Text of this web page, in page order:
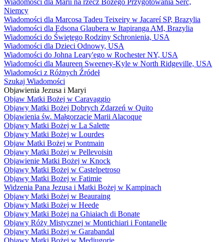
Niemcy
Wiadomości dla Marcosa Tadeu Teixeiry w Jacareí SP, Brazylia
Wiadomości dla Edsona Glaubera w Itapiranga AM, Brazylia
Wiadomości do Świętego Rodziny Schronienia, USA
Wiadomości dla Dzieci Odnowy, USA
Wiadomości do Johna Leary'ego w Rochester NY, USA
Wiadomości dla Maureen Sweeney-Kyle w North Ridgeville, USA
Wiadomości z Różnych Źródeł
Szukaj Wiadomości
Objawienia Jezusa i Maryi
Objaw Matki Bożej w Caravaggio
Objawy Matki Bożej Dobrych Zdarzeń w Quito
Objawienia św. Małgorzacie Marii Alacoque
Objawy Matki Bożej w La Salette
Objawy Matki Bożej w Lourdes
Objaw Matki Bożej w Pontmain
Objawy Matki Bożej w Pellevoisin
Objawienie Matki Bożej w Knock
Objawy Matki Bożej w Castelpetroso
Objawy Matki Bożej w Fatimie
Widzenia Pana Jezusa i Matki Bożej w Kampinach
Objawy Matki Bożej w Beauraing
Objawy Matki Bożej w Heede
Objawy Matki Bożej na Ghiaiach di Bonate
Objawy Róży Mistycznej w Montichiari i Fontanelle
Objawy Matki Bożej w Garabandal
Objawy Matki Bożej w Medjugorje